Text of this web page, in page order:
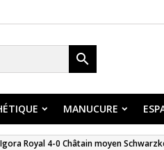

MANUCURE
Igora Royal 4-0 Châtain moyen